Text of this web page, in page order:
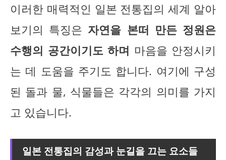
이러한 매력적인 일본 전통집의 세계 알아
보기의 특징은 자연을 본떠 만든 정원은
수행의 공간이기도 하며 마음을 안정시키
는 데 도움을 주기도 합니다. 여기에 구성
된 돌과 물, 식물들은 각각의 의미를 가지
고 있습니다.
일본 전통집의 감성과 눈길을 끄는 요소들